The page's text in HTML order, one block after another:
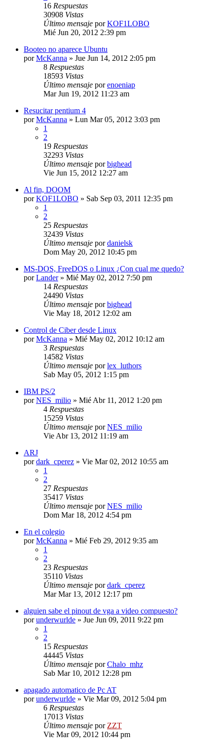
16 Respuestas
30908 Vistas
Último mensaje porKOF1LOBO
Mié Jun 20, 2012 2:39 pm
Booteo no aparece Ubuntu
porMcKanna » Jue Jun 14, 2012 2:05 pm
8 Respuestas
18593 Vistas
Último mensaje porenoeniap
Mar Jun 19, 2012 11:23 am
Resucitar pentium 4
porMcKanna » Lun Mar 05, 2012 3:03 pm
1
2
19 Respuestas
32293 Vistas
Último mensaje porbighead
Vie Jun 15, 2012 12:27 am
Al fin, DOOM
porKOF1LOBO » Sab Sep 03, 2011 12:35 pm
1
2
25 Respuestas
32439 Vistas
Último mensaje pordanielsk
Dom May 20, 2012 10:45 pm
MS-DOS, FreeDOS o Linux ¿Con cual me quedo?
porLander» Mié May 02, 2012 7:50 pm
14 Respuestas
24490 Vistas
Último mensaje porbighead
Vie May 18, 2012 12:02 am
Control de Ciber desde Linux
porMcKanna » Mié May 02, 2012 10:12 am
3 Respuestas
14582 Vistas
Último mensaje porlex_luthors
Sab May 05, 2012 1:15 pm
IBM PS/2
porNES_milio » Mié Abr 11, 2012 1:20 pm
4 Respuestas
15259 Vistas
Último mensaje porNES_milio
Vie Abr 13, 2012 11:19 am
ARJ
pordark_cperez » Vie Mar 02, 2012 10:55 am
1
2
27 Respuestas
35417 Vistas
Último mensaje porNES_milio
Dom Mar 18, 2012 4:54 pm
En el colegio
porMcKanna » Mié Feb 29, 2012 9:35 am
1
2
23 Respuestas
35110 Vistas
Último mensaje pordark_cperez
Mar Mar 13, 2012 12:17 pm
alguien sabe el pinout de vga a video compuesto?
porunderwurlde » Jue Jun 09, 2011 9:22 pm
1
2
15 Respuestas
44445 Vistas
Último mensaje porChalo_mhz
Sab Mar 10, 2012 12:28 pm
apagado automatico de Pc AT
porunderwurlde » Vie Mar 09, 2012 5:04 pm
6 Respuestas
17013 Vistas
Último mensaje por ZZT
Vie Mar 09, 2012 10:44 pm